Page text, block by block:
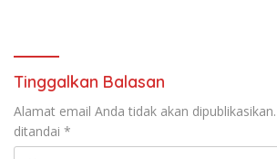
Tinggalkan Balasan
Alamat email Anda tidak akan dipublikasikan.
ditandai *